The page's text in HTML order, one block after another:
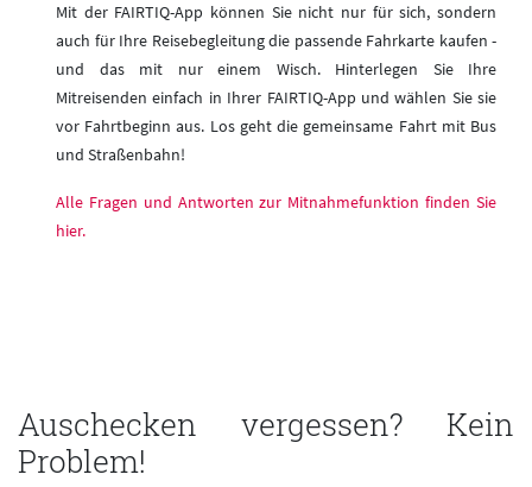
Mit der FAIRTIQ-App können Sie nicht nur für sich, sondern
auch für Ihre Reisebegleitung die passende Fahrkarte kaufen -
und das mit nur einem Wisch. Hinterlegen Sie Ihre
Mitreisenden einfach in Ihrer FAIRTIQ-App und wählen Sie sie
vor Fahrtbeginn aus. Los geht die gemeinsame Fahrt mit Bus
und Straßenbahn!
Alle Fragen und Antworten zur Mitnahmefunktion finden Sie
hier.
Auschecken vergessen? Kein
Problem!